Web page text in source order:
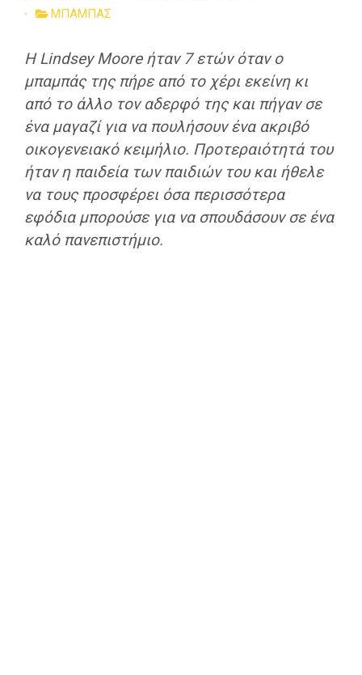
ΜΠΑΜΠΑΣ
Η Lindsey Moore ήταν 7 ετών όταν ο
μπαμπάς της πήρε από το χέρι εκείνη κι
από το άλλο τον αδερφό της και πήγαν σε
ένα μαγαζί για να πουλήσουν ένα ακριβό
οικογενειακό κειμήλιο. Προτεραιότητά του
ήταν η παιδεία των παιδιών του και ήθελε
να τους προσφέρει όσα περισσότερα
εφόδια μπορούσε για να σπουδάσουν σε ένα
καλό πανεπιστήμιο.